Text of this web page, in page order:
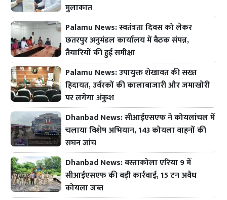
मुलाकात
Palamu News: स्वतंत्रता दिवस को लेकर
छतरपुर अनुमंडल कार्यालय में बैठक संपन्न,
तैयारियों की हुई समीक्षा
Palamu News: उपायुक्त शेखावत की सख्त
हिदायत, उर्वरकों की कालाबाजारी और जमाखोरी
पर लगेगा अंकुश
Dhanbad News: सीआईएसएफ ने कोयलांचल में
चलाया विशेष अभियान, 143 कोयला वाहनों की
सघन जांच
Dhanbad News: बस्ताकोला एरिया 9 में
सीआईएसएफ की बड़ी कार्रवाई, 15 टन अवैध
कोयला जब्त